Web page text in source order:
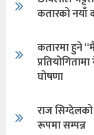
कतारको नयाँ
कतारमा हुने
घोषणा
राज
रूपमा सम्पन्न